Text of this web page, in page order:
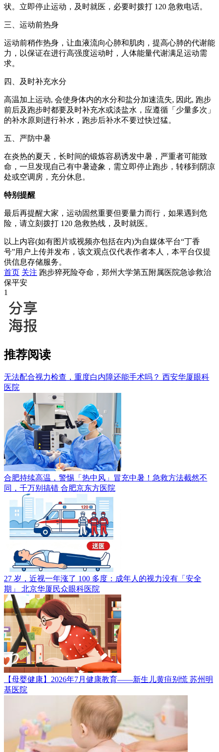
状。立即停止运动，及时就医，必要时拨打 120 急救电话。
三、运动前热身
运动前稍作热身，让血液流向心肺和肌肉，提高心肺的代谢能
力，以保证在进行高强度运动时，人体能量代谢满足运动需
求。
四、及时补充水分
高温加上运动, 会使身体内的水分和盐分加速流失, 因此, 跑步
前后及跑步时都要及时补充水或淡盐水，应遵循「少量多次」
的补水原则进行补水，跑步后补水不要过快过猛。
五、严防中暑
在炎热的夏天，长时间的锻炼容易诱发中暑，严重者可能致
命，一旦发现自己有中暑迹象，需立即停止跑步，转移到阴凉
处或空调房，充分休息。
特别提醒
最后再提醒大家，运动固然重要但要量力而行，如果遇到危
险，请立刻拨打 120 急救热线，及时就医。
以上内容(如有图片或视频亦包括在内)为自媒体平台“丁香
号”用户上传并发布，该文观点仅代表作者本人，本平台仅提
供信息存储服务。
首页 关注 跑步猝死险夺命，郑州大学第五附属医院急诊救治
保平安
1
推荐阅读
无法配合视力检查，重度白内障还能手术吗？ 西安华厦眼科
医院
合肥持续高温，警惕「热中风」冒充中暑！急救方法截然不
同，千万别搞错 合肥京东方医院
27 岁，近视一年涨了 100 多度：成年人的视力没有「安全
期」 北京华厦民众眼科医院
【母婴健康】2026年7月健康教育——新生儿黄疸别慌 苏州明
基医院